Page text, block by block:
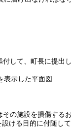
して、町長に提出
表示した平面図
の施設を損傷する
ける目的に付随して